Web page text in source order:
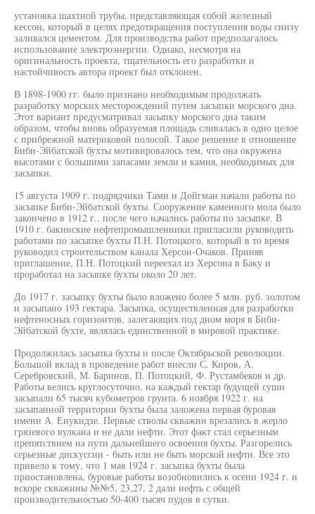
установка шахтной трубы, представляющая собой железный
кессон, который в целях предотвращения поступления воды снизу
заливался цементом. Для производства работ предполагалось
использование электроэнергии. Однако, несмотря на
оригинальность проекта, тщательность его разработки и
настойчивость автора проект был отклонен.
В 1898-1900 гг. было признано необходимым продолжать
разработку морских месторождений путем засыпки морского дна.
Этот вариант предусматривал засыпку морского дна таким
образом, чтобы вновь образуемая площадь сливалась в одно целое
с прибрежной материковой полосой. Такое решение в отношение
Биби-Эйбатской бухты мотивировалось тем, что она окружена
высотами с большими запасами земли и камня, необходимых для
засыпки.
15 августа 1909 г. подрядчики Тами и Дойгман начали работы по
засыпке Биби-Эйбатской бухты. Сооружение каменного мола было
закончено в 1912 г., после чего начались работы по засыпке. В
1910 г. бакинские нефтепромышленники пригласили руководить
работами по засыпке бухты П.Н. Потоцкого, который в то время
руководил строительством канала Херсон-Очаков. Приняв
приглашение, П.Н. Потоцкий переехал из Херсона в Баку и
проработал на засыпке бухты около 20 лет.
До 1917 г. засыпку бухты было вложено более 5 млн. руб. золотом
и засыпано 193 гектара. Засыпка, осуществленная для разработки
нефтеносных горизонтов, залегающих под дном моря в Биби-
Эйбатской бухте, являлась единственной в мировой практике.
Продолжилась засыпка бухты и после Октябрьской революции.
Большой вклад в проведение работ внесли С. Киров, А.
Серебровский, М. Баринов, П. Потоцкий, Ф. Рустамбеков и др.
Работы велись круглосуточно, на каждый гектар будущей суши
засыпали 65 тысяч кубометров грунта. 6 ноября 1922 г. на
засыпанной территории бухты была заложена первая буровая
имени А. Енукидзе. Первые стволы скважин врезались в жерло
грязевого вулкана и не дали нефти. Этот факт стал серьезным
препятствием на пути дальнейшего освоения бухты. Разгорелись
серьезные дискуссии - быть или не быть морской нефти. Все это
привело к тому, что 1 мая 1924 г. засыпка бухты была
приостановлена, буровые работы возобновились к осени 1924 г. и
вскоре скважины №№5, 23,27, 2 дали нефть с общей
производительностью 50-400 тысяч пудов в сутки.